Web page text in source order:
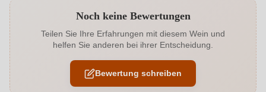
Alkoholgehalt in % 11,5 %
Allergene Enthält Sulfite
Ausbau Edelstahltank
Noch keine Bewertungen
Teilen Sie Ihre Erfahrungen mit diesem Wein und
helfen Sie anderen bei ihrer Entscheidung.
Bewertung schreiben